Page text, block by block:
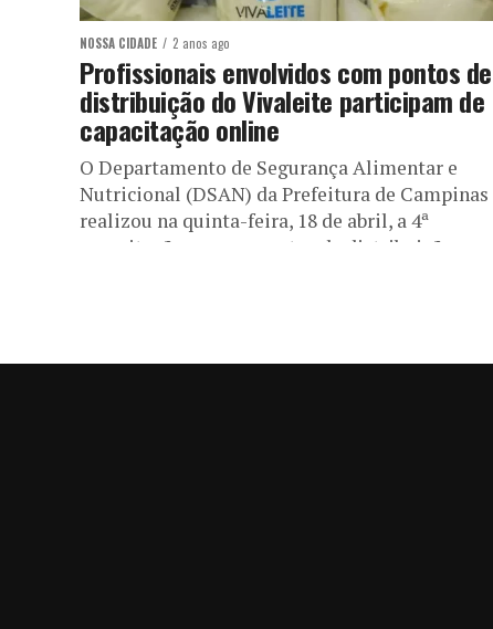
NOSSA CIDADE 2 anos ago
Profissionais envolvidos com pontos de
distribuição do Vivaleite participam de
capacitação online
O Departamento de Segurança Alimentar e
Nutricional (DSAN) da Prefeitura de Campinas
realizou na quinta-feira, 18 de abril, a 4ª
capacitação para os pontos de distribuição...